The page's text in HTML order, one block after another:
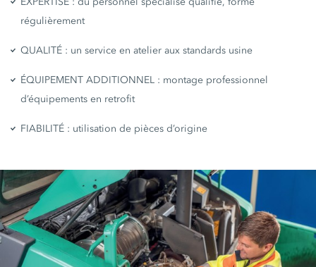
régulièrement
QUALITÉ : un service en atelier aux standards usine
ÉQUIPEMENT ADDITIONNEL : montage professionnel
d’équipements en retrofit
FIABILITÉ : utilisation de pièces d’origine